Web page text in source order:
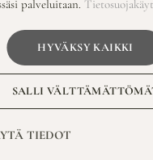
yksityiskohdat tekevät
Osallistujien nimien
huomioiminen ja
arvostusta. Pienet
tervehdys tai
mieleen.
palveluitaan.
HYVÄKSY KAIKKI
SALLI
TIEDOT